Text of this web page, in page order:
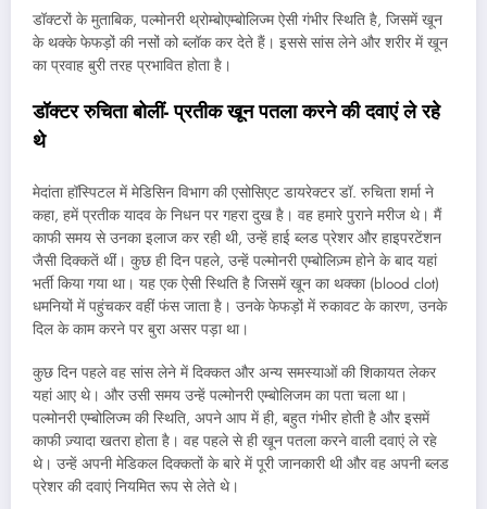
डॉक्टरों के मुताबिक, पल्मोनरी थ्रोम्बोएम्बोलिज्म ऐसी गंभीर स्थिति है, जिसमें खून
के थक्के फेफड़ों की नसों को ब्लॉक कर देते हैं। इससे सांस लेने और शरीर में खून
का प्रवाह बुरी तरह प्रभावित होता है।
डॉक्टर रुचिता बोलीं- प्रतीक खून पतला करने की दवाएं ले रहे
थे
मेदांता हॉस्पिटल में मेडिसिन विभाग की एसोसिएट डायरेक्टर डॉ. रुचिता शर्मा ने
कहा, हमें प्रतीक यादव के निधन पर गहरा दुख है। वह हमारे पुराने मरीज थे। मैं
काफी समय से उनका इलाज कर रही थी, उन्हें हाई ब्लड प्रेशर और हाइपरटेंशन
जैसी दिक्कतें थीं। कुछ ही दिन पहले, उन्हें पल्मोनरी एम्बोलिज़्म होने के बाद यहां
भर्ती किया गया था। यह एक ऐसी स्थिति है जिसमें खून का थक्का (blood clot)
धमनियों में पहुंचकर वहीं फंस जाता है। उनके फेफड़ों में रुकावट के कारण, उनके
दिल के काम करने पर बुरा असर पड़ा था।
कुछ दिन पहले वह सांस लेने में दिक्कत और अन्य समस्याओं की शिकायत लेकर
यहां आए थे। और उसी समय उन्हें पल्मोनरी एम्बोलिजम का पता चला था।
पल्मोनरी एम्बोलिज्म की स्थिति, अपने आप में ही, बहुत गंभीर होती है और इसमें
काफी ज़्यादा खतरा होता है। वह पहले से ही खून पतला करने वाली दवाएं ले रहे
थे। उन्हें अपनी मेडिकल दिक्कतों के बारे में पूरी जानकारी थी और वह अपनी ब्लड
प्रेशर की दवाएं नियमित रूप से लेते थे।